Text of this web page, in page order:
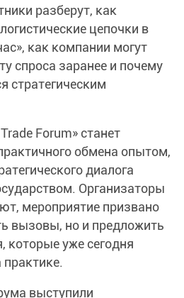
разберут, как
цепочки в
как компании могут
спроса заранее и почему
стратегическим
Forum» станет
обмена опытом,
диалога
Организаторы
мероприятие призвано
вызовы, но и предложить
которые уже сегодня
выступили